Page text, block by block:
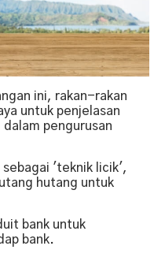
ini, rakan-rakan
untuk penjelasan
dalam pengurusan
sebagai 'teknik licik',
hutang untuk
bank untuk
bank.